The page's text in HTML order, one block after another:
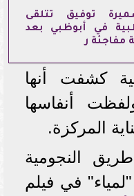
توفيق تتلقى
في أبوظبي بعد
مفاجئة ر
كشفت أنها
أنفاسها
المركزة.
النجومية
في فيلم